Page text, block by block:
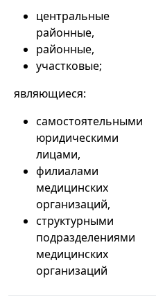
центральные
районные,
районные,
участковые;
являющиеся:
самостоятельными
юридическими
лицами,
филиалами
медицинских
организаций,
структурными
подразделениями
медицинских
организаций